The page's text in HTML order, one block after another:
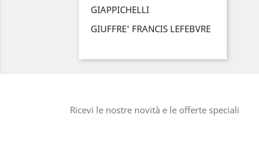
GIAPPICHELLI
GIUFFRE' FRANCIS LEFEBVRE
Ricevi le nostre novità e le offerte speciali